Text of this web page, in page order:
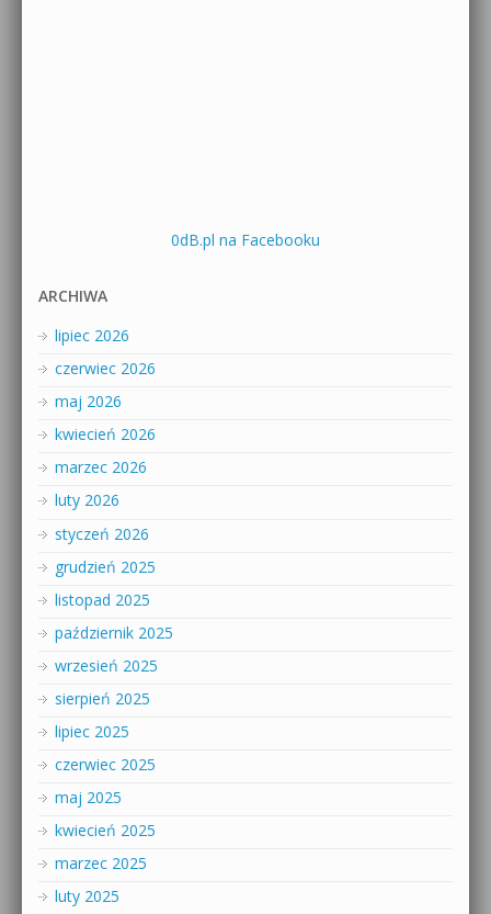
0dB.pl na Facebooku
ARCHIWA
lipiec 2026
czerwiec 2026
maj 2026
kwiecień 2026
marzec 2026
luty 2026
styczeń 2026
grudzień 2025
listopad 2025
październik 2025
wrzesień 2025
sierpień 2025
lipiec 2025
czerwiec 2025
maj 2025
kwiecień 2025
marzec 2025
luty 2025